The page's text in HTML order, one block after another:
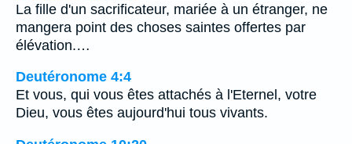
La fille d'un sacrificateur, mariée à un étranger, ne
mangera point des choses saintes offertes par
élévation.…
Deutéronome 4:4
Et vous, qui vous êtes attachés à l'Eternel, votre
Dieu, vous êtes aujourd'hui tous vivants.